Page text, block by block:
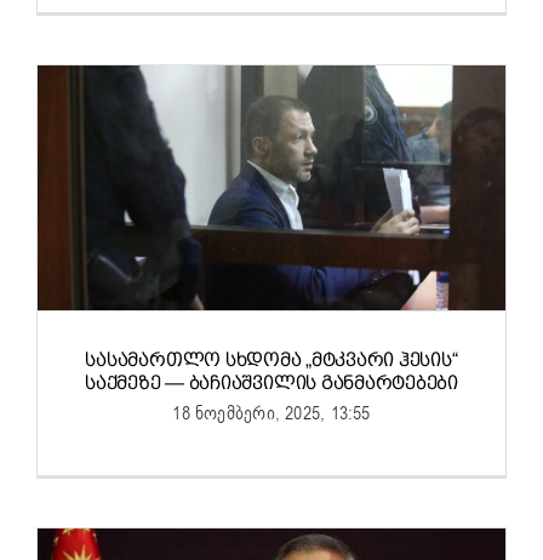
ᲡᲐᲡᲐᲛᲐᲠᲗᲚᲝ ᲡᲮᲓᲝᲛᲐ „ᲛᲢᲙᲕᲐᲠᲘ ᲰᲔᲡᲘᲡ“
ᲡᲐᲥᲛᲔᲖᲔ — ᲑᲐᲩᲘᲐᲨᲕᲘᲚᲘᲡ ᲒᲐᲜᲛᲐᲠᲢᲔᲑᲔᲑᲘ
18 ნოემბერი, 2025, 13:55